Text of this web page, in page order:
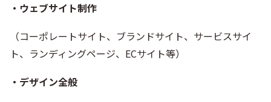
・ウェブサイト制作
（コーポレートサイト、ブランドサイト、サービスサイ
ト、ランディングページ、ECサイト等）
・デザイン全般